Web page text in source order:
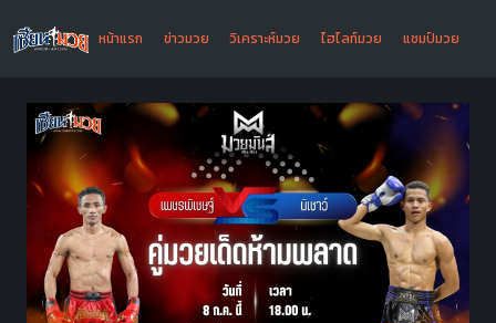
หน้าแรก ข่าวมวย วิเคราะห์มวย ไฮไลท์มวย แชมป์มวย